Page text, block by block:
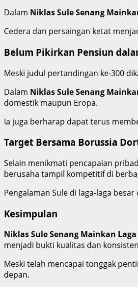
Dalam Niklas Sule Senang
Cedera dan persaingan ketat
Belum Pikirkan Pensiun
Meski judul pertandingan ke-300
Dalam Niklas Sule Senang
domestik maupun Eropa.
Ia juga berharap dapat terus
Target Bersama Borussia
Selain menikmati pencapaian
berusaha tampil kompetitif di
Pengalaman Sule di laga-laga
Kesimpulan
Niklas Sule Senang Mainkan Laga
menjadi bukti kualitas dan
Meski telah mencapai tonggak
depan.